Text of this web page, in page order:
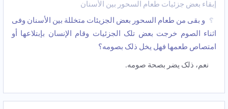
إبقاء بعض جزئیات طعام السحور بین الأسنان
و بقی من طعام السحور بعض الجزیئات متخللة بین الأسنان وفی
اثناء الصوم خرجت بعض تلک الجزئیات وقام الإنسان بإبتلاعها أو
امتصاص طعمها فهل یخل ذلک بصومه؟
نعم، ذلک یضر بصحة صومه.